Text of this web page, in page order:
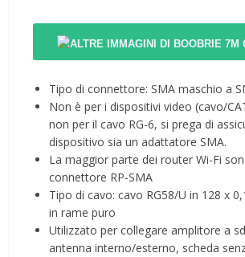
Tipo di connettore: SMA maschio a
Non è per i dispositivi video (cavo/
non per il cavo RG-6, si prega di
dispositivo sia un adattatore SMA.
La maggior parte dei router Wi-Fi
connettore RP-SMA
Tipo di cavo: cavo RG58/U in 128 x
in rame puro
Utilizzato per collegare amplitore a
antenna interno/esterno, scheda